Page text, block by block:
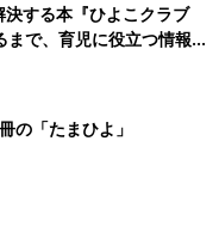
する本『ひよこクラブ
で、育児に役立つ情報が
の「たまひよ」